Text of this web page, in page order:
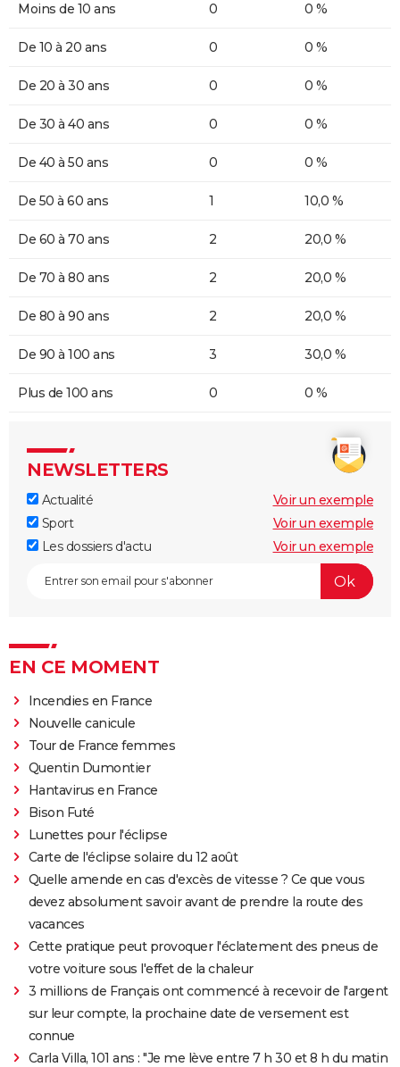
Moins de 10 ans 0 0 %
De 10 à 20 ans 0 0 %
De 20 à 30 ans 0 0 %
De 30 à 40 ans 0 0 %
De 40 à 50 ans 0 0 %
De 50 à 60 ans 1 10,0 %
De 60 à 70 ans 2 20,0 %
De 70 à 80 ans 2 20,0 %
De 80 à 90 ans 2 20,0 %
De 90 à 100 ans 3 30,0 %
Plus de 100 ans 0 0 %
NEWSLETTERS
Actualité
Voir un exemple
Sport
Voir un exemple
Les dossiers d'actu
Voir un exemple
EN CE MOMENT
Incendies en France
Nouvelle canicule
Tour de France femmes
Quentin Dumontier
Hantavirus en France
Bison Futé
Lunettes pour l'éclipse
Carte de l'éclipse solaire du 12 août
Quelle amende en cas d'excès de vitesse ? Ce que vous
devez absolument savoir avant de prendre la route des
vacances
Cette pratique peut provoquer l'éclatement des pneus de
votre voiture sous l'effet de la chaleur
3 millions de Français ont commencé à recevoir de l'argent
sur leur compte, la prochaine date de versement est
connue
Carla Villa, 101 ans : "Je me lève entre 7 h 30 et 8 h du matin